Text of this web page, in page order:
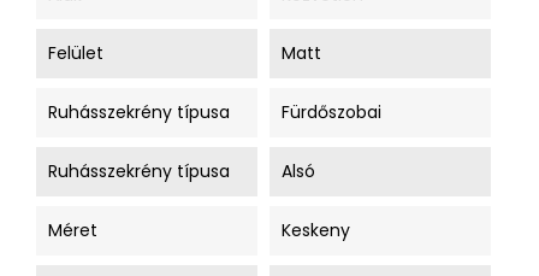
Felület Matt
Ruhásszekrény típusa Fürdőszobai
Ruhásszekrény típusa Alsó
Méret Keskeny